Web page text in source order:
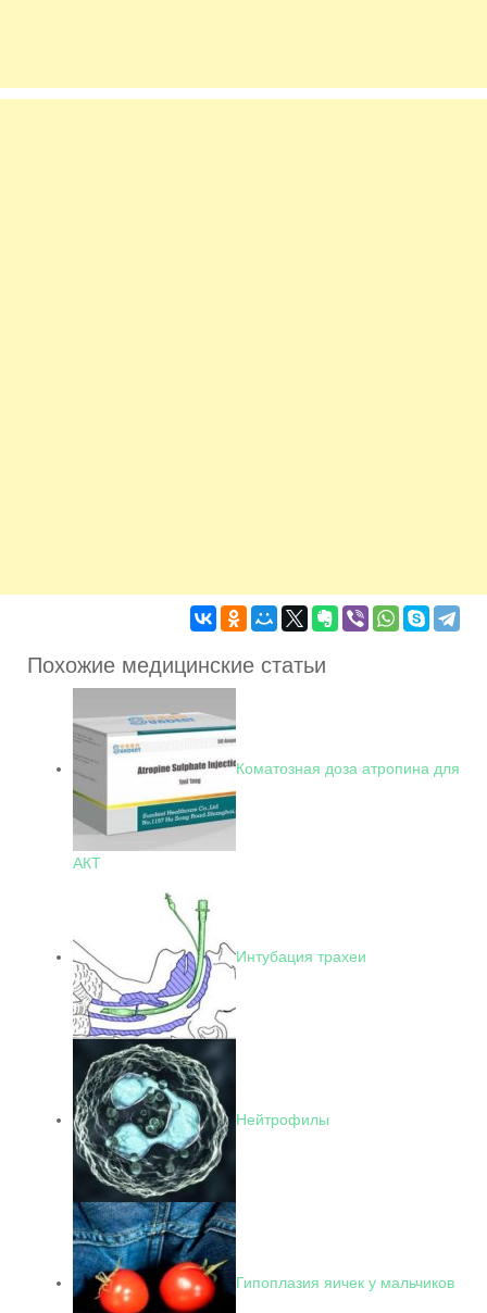
Похожие медицинские статьи
Коматозная доза атропина для
АКТ
Интубация трахеи
Нейтрофилы
Гипоплазия яичек у мальчиков